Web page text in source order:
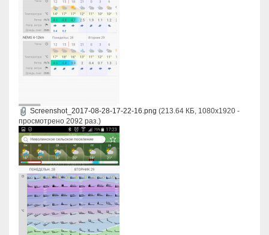
Screenshot_2017-08-28-17-22-16.png (213.64 КБ, 1080x1920 -
просмотрено 2092 раз.)